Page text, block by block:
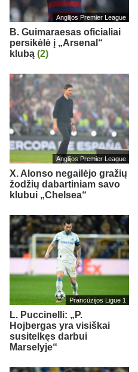
Anglijos Premier League
B. Guimaraesas oficialiai
persikėlė į „Arsenal“
klubą (2)
Anglijos Premier League
X. Alonso negailėjo gražių
žodžių dabartiniam savo
klubui „Chelsea“
Prancūzijos Ligue 1
L. Puccinelli: „P.
Hojbergas yra visiškai
susitelkęs darbui
Marselyje“